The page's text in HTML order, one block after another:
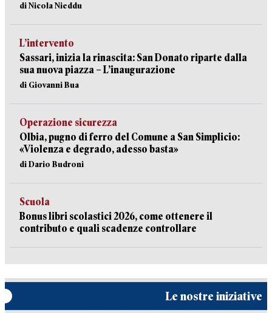
di Nicola Nieddu
L’intervento
Sassari, inizia la rinascita: San Donato riparte dalla
sua nuova piazza – L’inaugurazione
di Giovanni Bua
Operazione sicurezza
Olbia, pugno di ferro del Comune a San Simplicio:
«Violenza e degrado, adesso basta»
di Dario Budroni
Scuola
Bonus libri scolastici 2026, come ottenere il
contributo e quali scadenze controllare
Le nostre iniziative